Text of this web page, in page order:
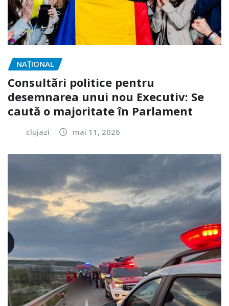
NAŢIONAL
Consultări politice pentru
desemnarea unui nou Executiv: Se
caută o majoritate în Parlament
clujazi mai 11, 2026